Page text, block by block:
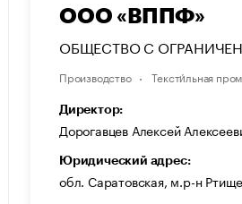
ООО «ВППФ»
ОБЩЕСТВО С
Производство Тексти́льная
Директор:
Дорогавцев Алексей
Юридический адрес:
обл. Саратовская, м.р-н